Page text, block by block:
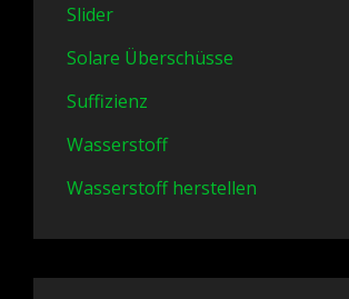
Slider
Solare Überschüsse
Suffizienz
Wasserstoff
Wasserstoff herstellen